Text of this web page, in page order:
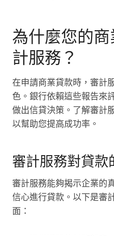
為什麼您的
計服務？
在申請商業貸款時，審計
色。銀行依賴這些報告來
做出信貸決策。了解審計
以幫助您提高成功率。
審計服務對貸款
審計服務能夠揭示企業的
信心進行貸款。以下是審
面：